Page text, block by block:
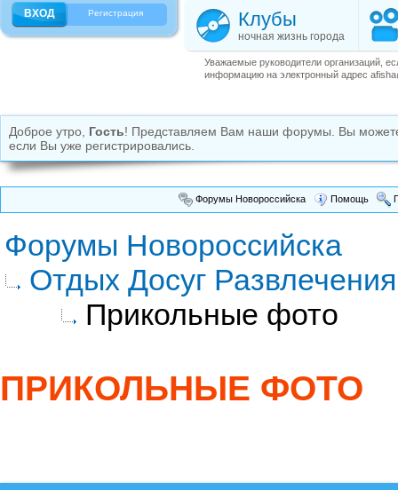
Регистрация Клубы
ночная жизнь города
Уважаемые руководители организаций,
информацию на электронный адрес
Доброе утро, Гость! Представляем Вам наши форумы. Вы
если Вы уже регистрировались.
Форумы Новороссийска Помощь
Форумы Новороссийска
Отдых Досуг Развлечения
Прикольные фото
ПРИКОЛЬНЫЕ ФОТО